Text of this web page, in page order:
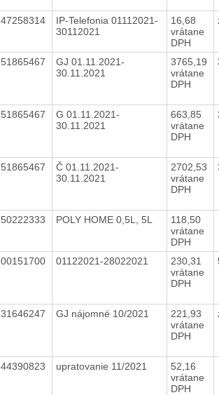
47258314
IP-Telefonia 01112021-
30112021
16,68
vrátane
DPH
51865467
GJ 01.11.2021-
30.11.2021
3765,19
vrátane
DPH
51865467
G 01.11.2021-
30.11.2021
663,85
vrátane
DPH
51865467
Č 01.11.2021-
30.11.2021
2702,53
vrátane
DPH
50222333 POLY HOME 0,5L, 5L
118,50
vrátane
DPH
00151700 01122021-28022021
230,31
vrátane
DPH
31646247 GJ nájomné 10/2021
221,93
vrátane
DPH
44390823 upratovanie 11/2021
52,16
vrátane
DPH